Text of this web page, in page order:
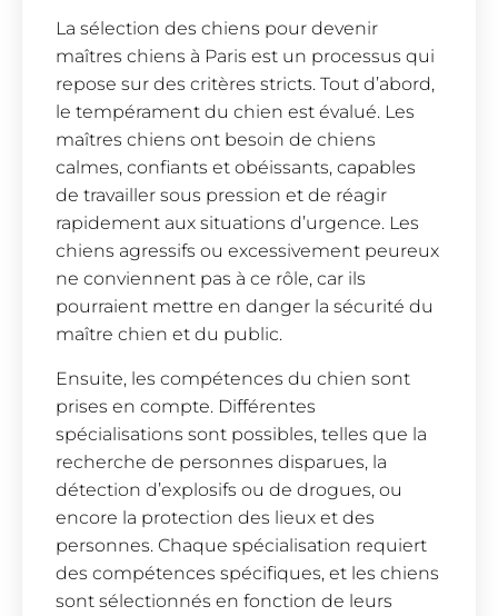
La sélection des chiens pour devenir
maîtres chiens à Paris est un processus qui
repose sur des critères stricts. Tout d’abord,
le tempérament du chien est évalué. Les
maîtres chiens ont besoin de chiens
calmes, confiants et obéissants, capables
de travailler sous pression et de réagir
rapidement aux situations d’urgence. Les
chiens agressifs ou excessivement peureux
ne conviennent pas à ce rôle, car ils
pourraient mettre en danger la sécurité du
maître chien et du public.
Ensuite, les compétences du chien sont
prises en compte. Différentes
spécialisations sont possibles, telles que la
recherche de personnes disparues, la
détection d’explosifs ou de drogues, ou
encore la protection des lieux et des
personnes. Chaque spécialisation requiert
des compétences spécifiques, et les chiens
sont sélectionnés en fonction de leurs